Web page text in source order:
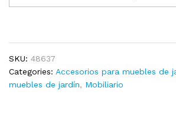
muebles
uds
8
ojales
SKU: 48637
Categories: Accesorios para muebles de
muebles de jardín, Mobiliario